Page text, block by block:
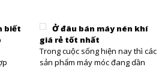
biết
Ở đâu bán máy nén khí
giá rẻ tốt nhất
Trong cuộc sống hiện nay thì các
sản phẩm máy móc đang dần